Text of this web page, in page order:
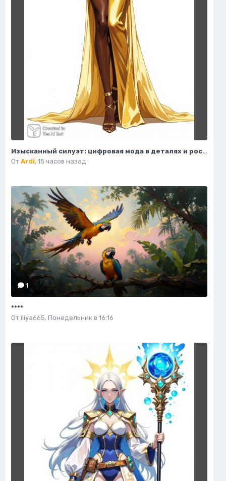
Изысканный силуэт: цифровая мода в деталях и роскошные акценты высокой моды. Нейронная сеть Flux Ai
От Ardi, 15 часов назад
1
****
От iliya665, Понедельник в 16:16